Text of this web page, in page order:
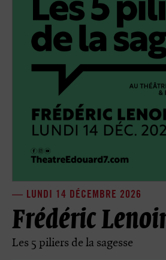
LUNDI 14 DÉCEMBRE 2026
Frédéric
Les 5 piliers de la sagesse